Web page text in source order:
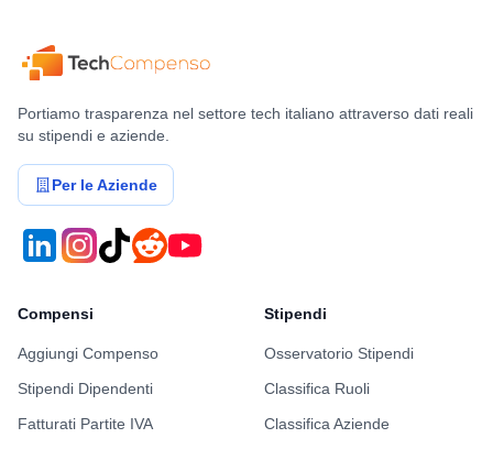
Portiamo trasparenza nel settore tech italiano attraverso dati reali
su stipendi e aziende.
Per le Aziende
Compensi
Aggiungi Compenso
Stipendi Dipendenti
Fatturati Partite IVA
Stipendi
Osservatorio Stipendi
Classifica Ruoli
Classifica Aziende